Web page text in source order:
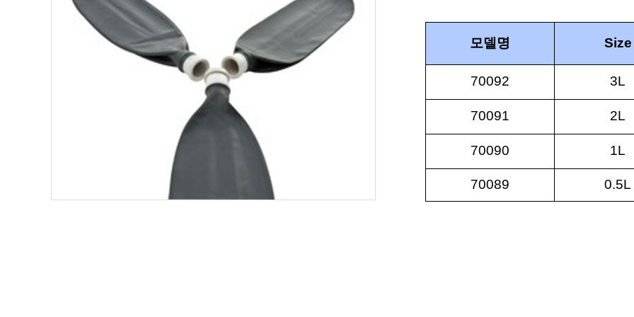
모델명 Size
70092 3L
70091 2L
70090 1L
70089 0.5L